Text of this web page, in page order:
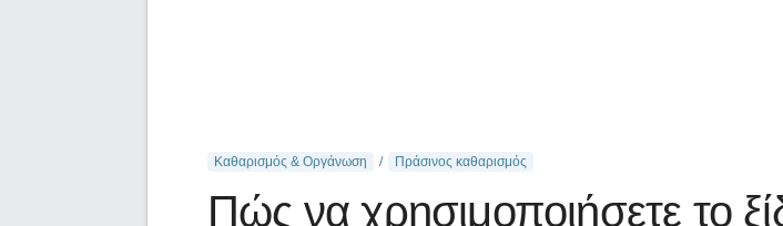
Καθαρισμός & Οργάνωση Πράσινος καθαρισμός
Πώς να χρησιμοποιήσετε το